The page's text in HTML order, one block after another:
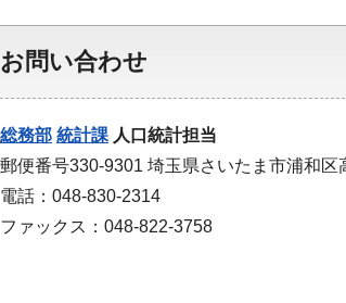
お問い合わせ
総務部 統計課 人口統計担当
郵便番号330-9301 埼玉県さいたま市浦和
電話：048-830-2314
ファックス：048-822-3758